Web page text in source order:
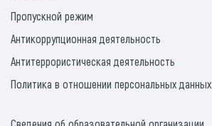
Пропускной режим
Антикоррупционная деятельность
Антитеррористическая деятельность
Политика в отношении персональных данных